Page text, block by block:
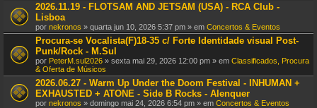
2026.11.19 - FLOTSAM AND JETSAM (USA) - RCA Club -
Lisboa
por nekronos » quarta jun 10, 2026 5:37 pm » em Concertos & Eventos
Procura-se Vocalista(F)18-35 c/ Forte Identidade visual Post-
Punk/Rock - M.Sul
por PeterM.sul2026 » sexta mai 29, 2026 12:00 pm » em Classificados, Procura
& Oferta de Músicos
2026.06.27 - Warm Up Under the Doom Festival - INHUMAN +
EXHAUSTED + ATONE - Side B Rocks - Alenquer
por nekronos » domingo mai 24, 2026 6:54 pm » em Concertos & Eventos